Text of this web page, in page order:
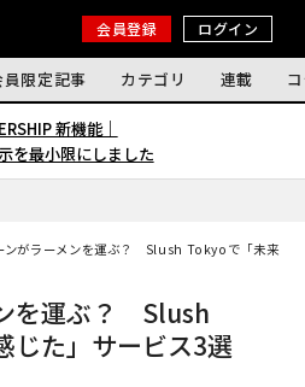
会員登録 ログイン
員限定記事 カテゴリ 連載
新機能｜
を最小限にしました
ンがラーメンを運ぶ？ Slush Tokyoで「未来を
を運ぶ？ Slush
じた」サービス3選